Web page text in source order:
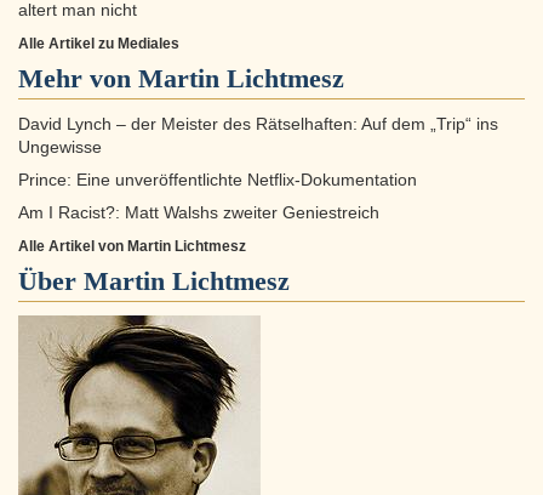
altert man nicht
Alle Artikel zu Mediales
Mehr von Martin Lichtmesz
David Lynch – der Meister des Rätselhaften: Auf dem „Trip“ ins
Ungewisse
Prince: Eine unveröffentlichte Netflix-Dokumentation
Am I Racist?: Matt Walshs zweiter Geniestreich
Alle Artikel von Martin Lichtmesz
Über Martin Lichtmesz